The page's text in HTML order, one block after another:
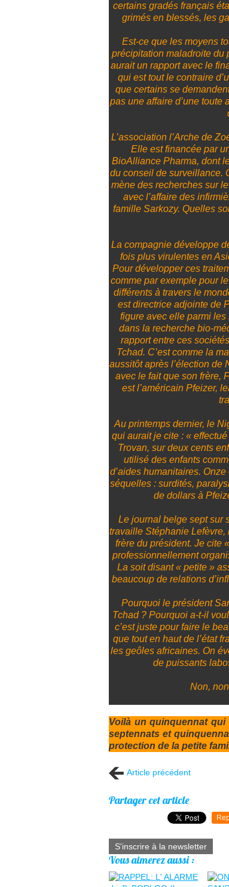
certains gradés français
grimés en blessés, les
Est-ce que les moyens
précipitation maladroite du
aurait un rapport avec le
qui est tout le contraire
que certains se
pas une affaire d’une toute
L’association l’Arche de
Elle est financée par
BioAlliance Pharma, dont
du conseil de surveillance.
mène des recherches sur
avec l’affaire des
famille Sarkozy. Quelles
La compagnie développe
fois plus virulentes en
Pour développer ces
comme par exemple pour
différents à travers le
est directrice adjointe de
figure avec elle parmi les
dans la recherche bio-
rapport entre ces
Tchad. C’est comme la
aussitôt après l’élection de
avec le fait que son frère,
est l’américain Pfeizer,
Au printemps dernier, le
qui aurait je cite : «
Trovan, sur deux cents
utilisé des enfants
d’aides humanitaires.
séquelles : surdités,
de dollars à
Le journal belge sept sur
travaille Stéphanie Lefèvre,
frère du président. Je cite
professionnellement
La soit disant « petite »
beaucoup de relations
Pourquoi le président
Tchad ? Pourquoi a-t-il
c’est juste pour faire le
que tout en haut de l’état
les geôles africaines. On
de puissants
Non,
Voilà un quinquennat
septennats et
protection de la petite
Article précédent
Partager cet article
S'inscrire à la newsletter
Vous aimerez aussi :